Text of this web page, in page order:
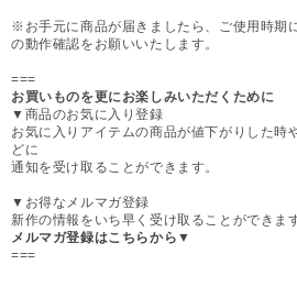
※お手元に商品が届きましたら、ご使用時期
の動作確認をお願いいたします。
===
お買いものを更にお楽しみいただくために
▼商品のお気に入り登録
お気に入りアイテムの商品が値下がりした時
どに
通知を受け取ることができます。
▼お得なメルマガ登録
新作の情報をいち早く受け取ることができま
メルマガ登録はこちらから▼
===